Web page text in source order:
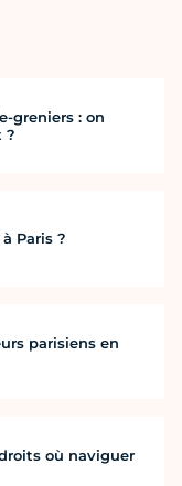
greniers : on
?
Paris ?
parisiens en
où naviguer